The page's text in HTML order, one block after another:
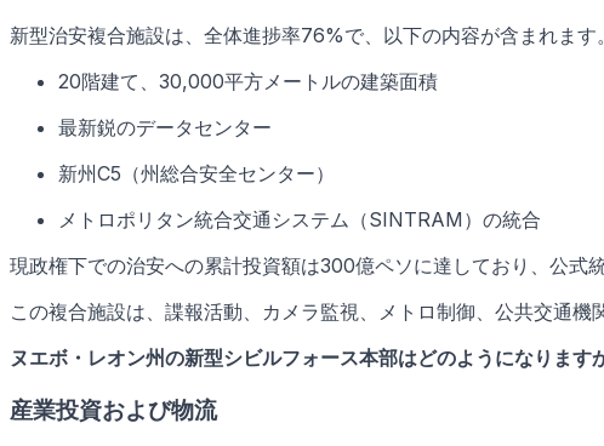
新型治安複合施設は、全体進捗率76%で、以下の内容が含まれます。
20階建て、30,000平方メートルの建築面積
最新鋭のデータセンター
新州C5（州総合安全センター）
メトロポリタン統合交通システム（SINTRAM）の統合
現政権下での治安への累計投資額は300億ペソに達しており、公式
この複合施設は、諜報活動、カメラ監視、メトロ制御、公共交通
ヌエボ・レオン州の新型シビルフォース本部はどのようになります
産業投資および物流